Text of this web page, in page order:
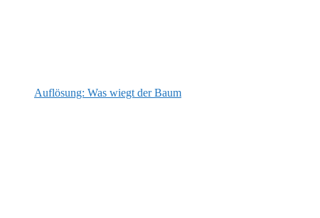
Auflösung: Was wiegt der Baum